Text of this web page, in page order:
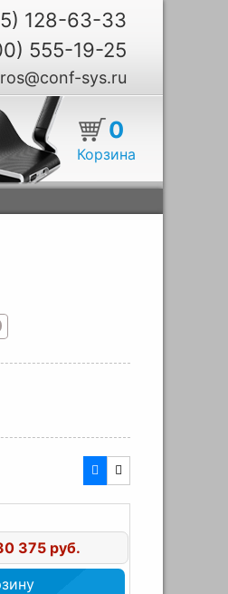
128-63-33
555-19-25
sys.ru
0
Корзина
375 руб.